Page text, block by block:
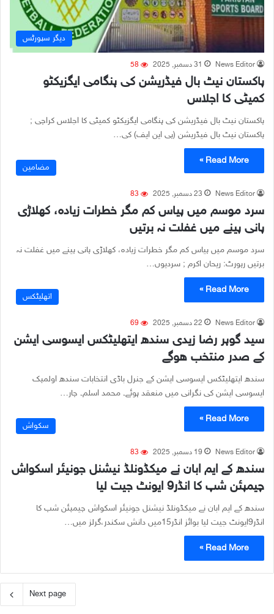
دیگر سپورٹس
News Editor 31 دسمبر, 2025 58
پاکستان نیٹ بال فیڈریشن کی ہنگامی ایگزیکٹو
کمیٹی کا اجلاس
پاکستان نیٹ بال فیڈریشن کی ہنگامی ایگزیکٹو کمیٹی کا اجلاس کراچی ;
پاکستان نیٹ بال فیڈریشن (پی این ایف) کی…
Read More »
مضامین
News Editor 23 دسمبر, 2025 83
سرد موسم میں پیاس کم مگر خطرات زیادہ، کھلاڑی
پانی پینے میں غفلت نہ برتیں
سرد موسم میں پیاس کم مگر خطرات زیادہ، کھلاڑی پانی پینے میں غفلت نہ
برتیں رپورٹ: ریحان اکرم ; سردیوں…
Read More »
اتھلیٹکس
News Editor 22 دسمبر, 2025 69
سید گوہر رضا زیدی سندھ ایتھلیٹکس ایسوسی ایشن
کے صدر منتخب هوگے
سندھ ایتھلیٹکس ایسوسی ایشن کے جنرل باڈی انتخابات سندھ اولمپک
ایسوسی ایشن کی نگرانی میں منعقد ہوئے۔ محمد اسلم۔ چار…
Read More »
سکواش
News Editor 19 دسمبر, 2025 83
سندھ کے ایم ابان نے میکڈونلڈ نیشنل جونیئر اسکواش
چیمپئن شپ کا انڈر9 ایونٹ جیت لیا
سندھ کے ایم ابان نے میکڈونلڈ نیشنل جونیئر اسکواش چیمپئن شپ کا
انڈر9ایونٹ جیت لیا بوائز انڈر15میں دانش سکندر،گرلز میں…
Read More »
Next page